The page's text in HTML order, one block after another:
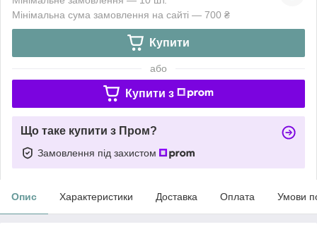
Мінімальна сума замовлення на сайті — 700 ₴
Купити
або
Купити з
Що таке купити з Пром?
Замовлення під захистом
Опис Характеристики Доставка Оплата Умови